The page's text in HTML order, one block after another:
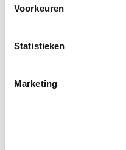
Voorkeuren
Statistieken
Marketing